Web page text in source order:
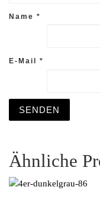
Name *
E-Mail *
Ähnliche